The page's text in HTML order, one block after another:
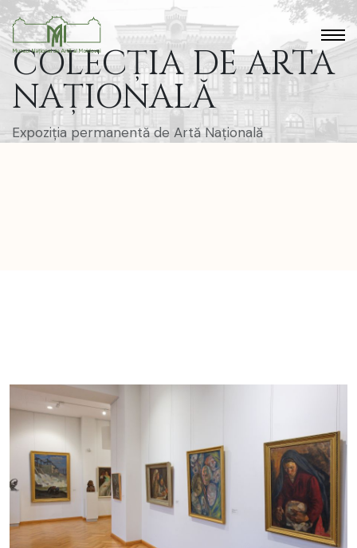
COLECȚIA DE ARTA
NAȚIONALĂ
Expoziția permanentă de Artă Națională